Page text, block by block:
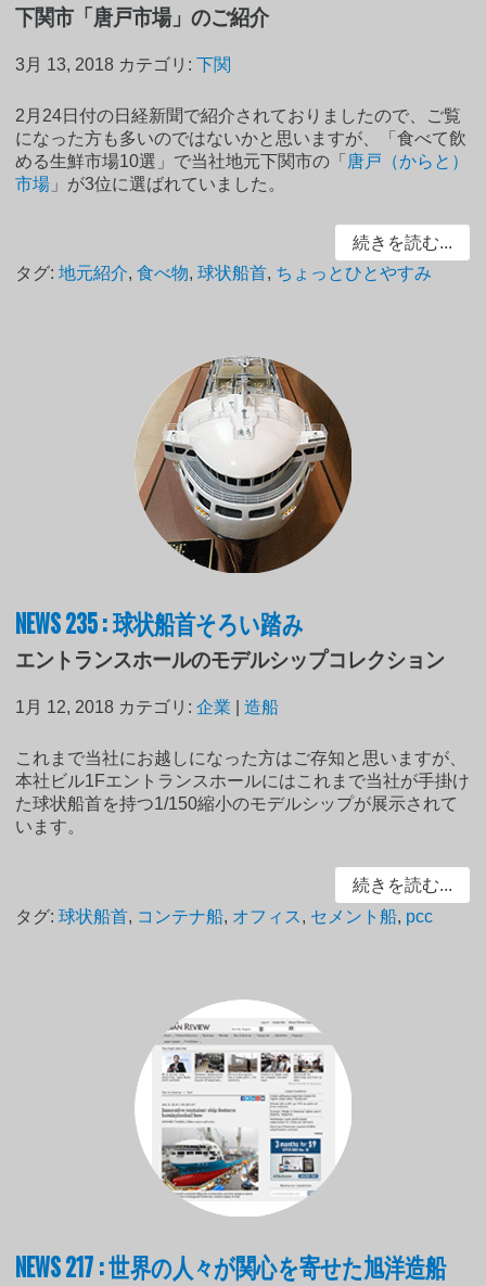
下関市「唐戸市場」のご紹介
3月 13, 2018 カテゴリ:下関
2月24日付の日経新聞で紹介されておりましたので、ご覧
になった方も多いのではないかと思いますが、「食べて飲
める生鮮市場10選」で当社地元下関市の「 唐戸（からと）
市場 」が3位に選ばれていました。
続きを読む...
タグ:地元紹介,食べ物,球状船首, ちょっとひとやすみ
NEWS 235 : 球状船首そろい踏み
エントランスホールのモデルシップコレクション
1月 12, 2018 カテゴリ:企業 |造船
これまで当社にお越しになった方はご存知と思いますが、
本社ビル1Fエントランスホールにはこれまで当社が手掛け
た球状船首を持つ1/150縮小のモデルシップが展示されて
います。
続きを読む...
タグ:球状船首, コンテナ船, オフィス, セメント船, pcc
NEWS 217 : 世界の人々が関心を寄せた旭洋造船